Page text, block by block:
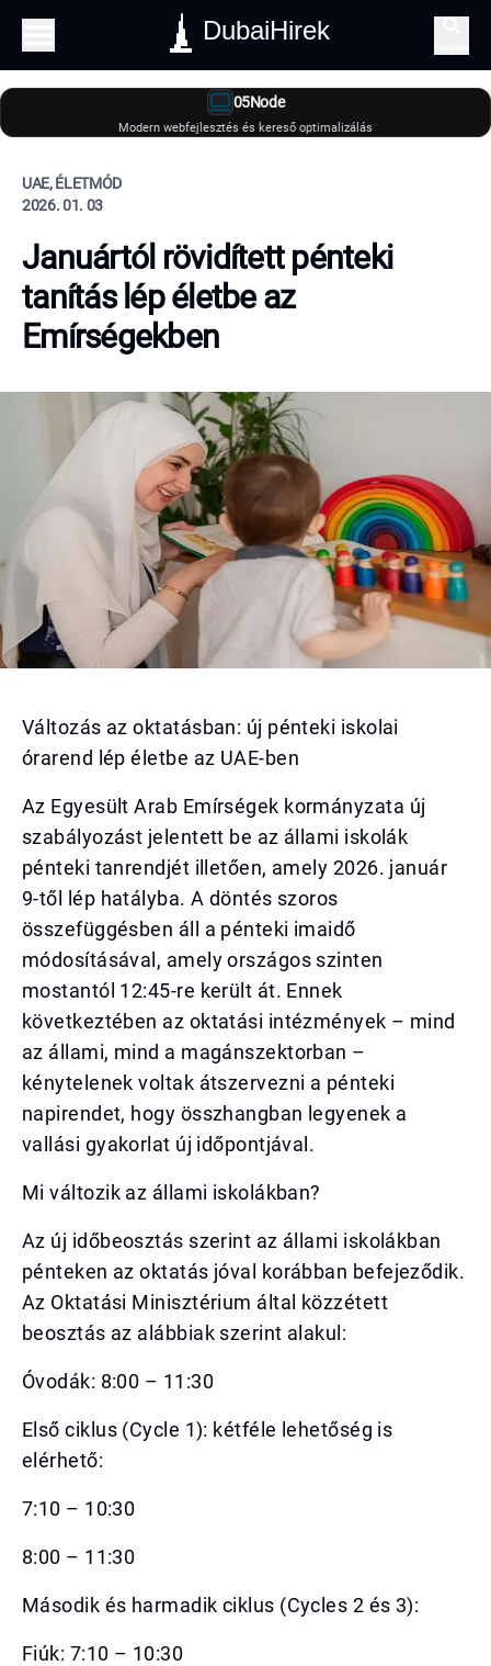
DubaiHirek
05Node
Modern webfejlesztés és kereső optimalizálás
UAE, ÉLETMÓD
2026. 01. 03
Januártól rövidített pénteki
tanítás lép életbe az
Emírségekben
Változás az oktatásban: új pénteki iskolai
órarend lép életbe az UAE-ben
Az Egyesült Arab Emírségek kormányzata új
szabályozást jelentett be az állami iskolák
pénteki tanrendjét illetően, amely 2026. január
9-től lép hatályba. A döntés szoros
összefüggésben áll a pénteki imaidő
módosításával, amely országos szinten
mostantól 12:45-re került át. Ennek
következtében az oktatási intézmények – mind
az állami, mind a magánszektorban –
kénytelenek voltak átszervezni a pénteki
napirendet, hogy összhangban legyenek a
vallási gyakorlat új időpontjával.
Mi változik az állami iskolákban?
Az új időbeosztás szerint az állami iskolákban
pénteken az oktatás jóval korábban befejeződik.
Az Oktatási Minisztérium által közzétett
beosztás az alábbiak szerint alakul:
Óvodák: 8:00 – 11:30
Első ciklus (Cycle 1): kétféle lehetőség is
elérhető:
7:10 – 10:30
8:00 – 11:30
Második és harmadik ciklus (Cycles 2 és 3):
Fiúk: 7:10 – 10:30